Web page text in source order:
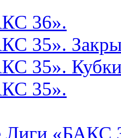
36».
35».
35».
35».
Лиги «БАКС